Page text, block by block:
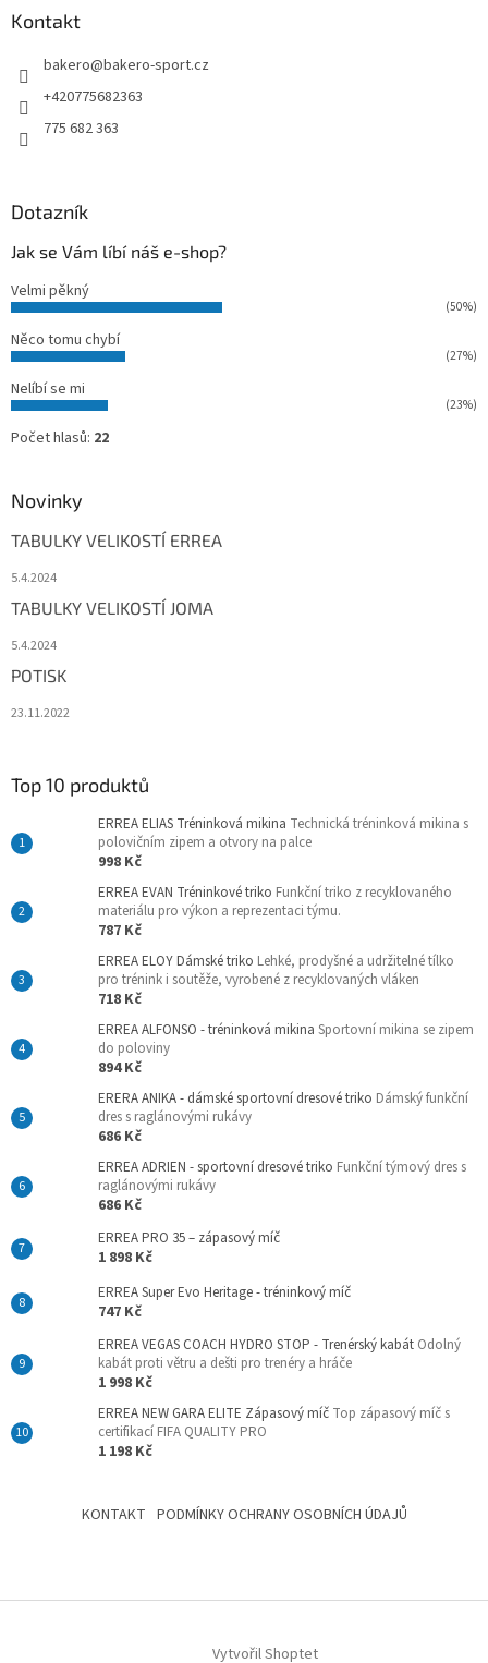
Kontakt
bakero@bakero-sport.cz
+420775682363
775 682 363
Dotazník
Jak se Vám líbí náš e-shop?
Velmi pěkný
(50%)
Něco tomu chybí
(27%)
Nelíbí se mi
(23%)
Počet hlasů: 22
Novinky
TABULKY VELIKOSTÍ ERREA
5.4.2024
TABULKY VELIKOSTÍ JOMA
5.4.2024
POTISK
23.11.2022
Top 10 produktů
ERREA ELIAS Tréninková mikina Technická tréninková mikina s
polovičním zipem a otvory na palce
998 Kč
ERREA EVAN Tréninkové triko Funkční triko z recyklovaného
materiálu pro výkon a reprezentaci týmu.
787 Kč
ERREA ELOY Dámské triko Lehké, prodyšné a udržitelné tílko
pro trénink i soutěže, vyrobené z recyklovaných vláken
718 Kč
ERREA ALFONSO - tréninková mikina Sportovní mikina se zipem
do poloviny
894 Kč
ERERA ANIKA - dámské sportovní dresové triko Dámský funkční
dres s raglánovými rukávy
686 Kč
ERREA ADRIEN - sportovní dresové triko Funkční týmový dres s
raglánovými rukávy
686 Kč
ERREA PRO 35 – zápasový míč
1 898 Kč
ERREA Super Evo Heritage - tréninkový míč
747 Kč
ERREA VEGAS COACH HYDRO STOP - Trenérský kabát Odolný
kabát proti větru a dešti pro trenéry a hráče
1 998 Kč
ERREA NEW GARA ELITE Zápasový míč Top zápasový míč s
certifikací FIFA QUALITY PRO
1 198 Kč
KONTAKT PODMÍNKY OCHRANY OSOBNÍCH ÚDAJŮ
Vytvořil Shoptet